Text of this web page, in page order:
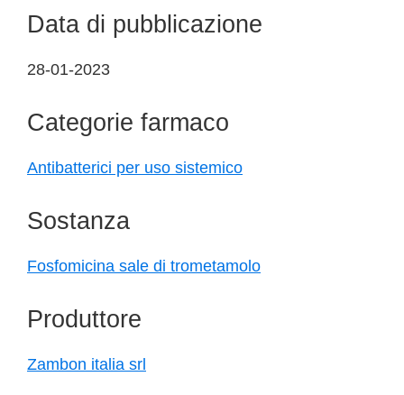
Data di pubblicazione
28-01-2023
Categorie farmaco
Antibatterici per uso sistemico
Sostanza
Fosfomicina sale di trometamolo
Produttore
Zambon italia srl